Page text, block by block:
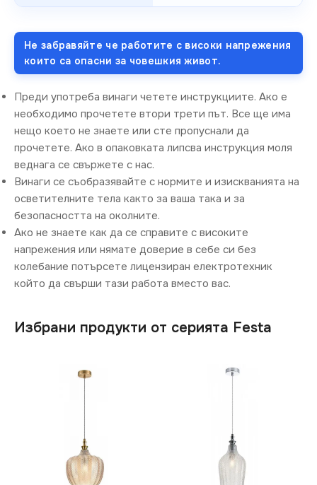
Не забравяйте че работите с високи напрежения
които са опасни за човешкия живот.
Преди употреба винаги четете инструкциите. Ако е
необходимо прочетете втори трети път. Все ще има
нещо което не знаете или сте пропуснали да
прочетете. Ако в опаковката липсва инструкция моля
веднага се свържете с нас.
Винаги се съобразявайте с нормите и изискванията на
осветителните тела както за ваша така и за
безопасността на околните.
Ако не знаете как да се справите с високите
напрежения или нямате доверие в себе си без
колебание потърсете лицензиран електротехник
който да свърши тази работа вместо вас.
Избрани продукти от серията Festa